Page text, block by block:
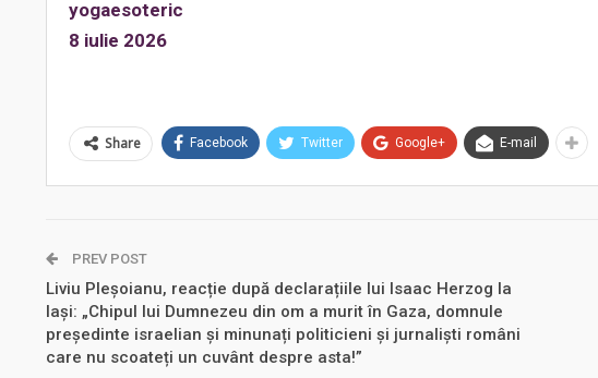
yogaesoteric
8 iulie 2026
Share Facebook Twitter Google+ E-mail
PREV POST
Liviu Pleșoianu, reacție după declarațiile lui Isaac Herzog la
Iași: „Chipul lui Dumnezeu din om a murit în Gaza, domnule
președinte israelian și minunați politicieni și jurnaliști români
care nu scoateți un cuvânt despre asta!”